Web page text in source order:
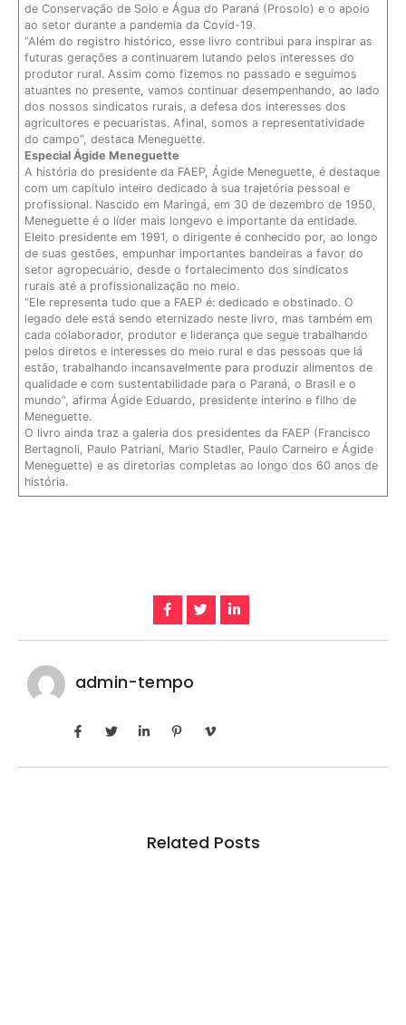
de Conservação de Solo e Água do Paraná (Prosolo) e o apoio
ao setor durante a pandemia da Covid-19.
“Além do registro histórico, esse livro contribui para inspirar as
futuras gerações a continuarem lutando pelos interesses do
produtor rural. Assim como fizemos no passado e seguimos
atuantes no presente, vamos continuar desempenhando, ao lado
dos nossos sindicatos rurais, a defesa dos interesses dos
agricultores e pecuaristas. Afinal, somos a representatividade
do campo”, destaca Meneguette.
Especial Ágide Meneguette
A história do presidente da FAEP, Ágide Meneguette, é destaque
com um capítulo inteiro dedicado à sua trajetória pessoal e
profissional. Nascido em Maringá, em 30 de dezembro de 1950,
Meneguette é o líder mais longevo e importante da entidade.
Eleito presidente em 1991, o dirigente é conhecido por, ao longo
de suas gestões, empunhar importantes bandeiras a favor do
setor agropecuário, desde o fortalecimento dos sindicatos
rurais até a profissionalização no meio.
“Ele representa tudo que a FAEP é: dedicado e obstinado. O
legado dele está sendo eternizado neste livro, mas também em
cada colaborador, produtor e liderança que segue trabalhando
pelos diretos e interesses do meio rural e das pessoas que lá
estão, trabalhando incansavelmente para produzir alimentos de
qualidade e com sustentabilidade para o Paraná, o Brasil e o
mundo”, afirma Ágide Eduardo, presidente interino e filho de
Meneguette.
O livro ainda traz a galeria dos presidentes da FAEP (Francisco
Bertagnoli, Paulo Patriani, Mario Stadler, Paulo Carneiro e Ágide
Meneguette) e as diretorias completas ao longo dos 60 anos de
história.
admin-tempo
Related Posts